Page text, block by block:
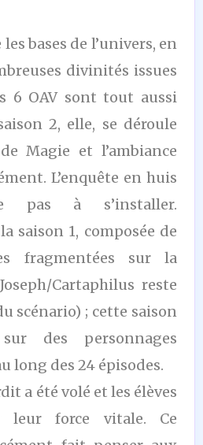
bases de l’univers, en
divinités issues
6 OAV sont tout aussi
2, elle, se déroule
Magie et l’ambiance
L’enquête en huis
pas à s’installer.
saison 1, composée de
fragmentées sur la
Cartaphilus reste
scénario) ; cette saison
des personnages
long des 24 épisodes.
a été volé et les élèves
leur force vitale. Ce